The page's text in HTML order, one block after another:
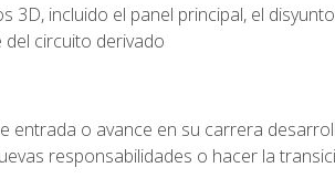
3D, incluido el panel principal, el
circuito derivado
entrada o avance en su carrera
responsabilidades o hacer la